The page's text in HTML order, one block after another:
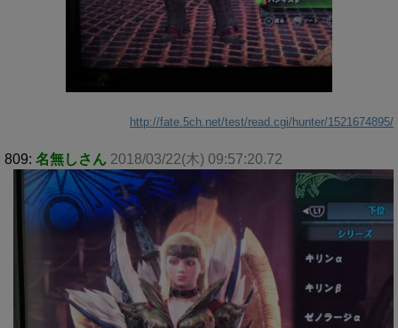
http://fate.5ch.net/test/read.cgi/hunter/1521674895/
809: 名無しさん 2018/03/22(木) 09:57:20.72